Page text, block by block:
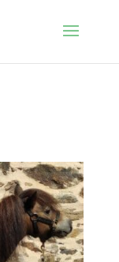
defined in